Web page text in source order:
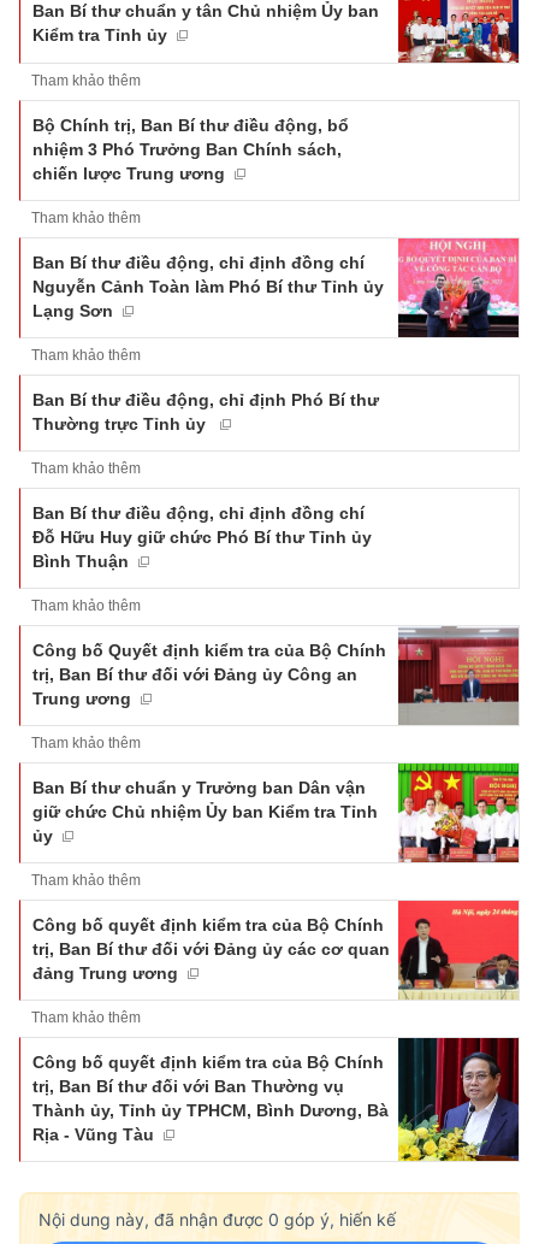
Ban Bí thư chuẩn y tân Chủ nhiệm Ủy ban
Kiểm tra Tỉnh ủy
Tham khảo thêm
Bộ Chính trị, Ban Bí thư điều động, bổ
nhiệm 3 Phó Trưởng Ban Chính sách,
chiến lược Trung ương
Tham khảo thêm
Ban Bí thư điều động, chỉ định đồng chí
Nguyễn Cảnh Toàn làm Phó Bí thư Tỉnh ủy
Lạng Sơn
Tham khảo thêm
Ban Bí thư điều động, chỉ định Phó Bí thư
Thường trực Tỉnh ủy
Tham khảo thêm
Ban Bí thư điều động, chỉ định đồng chí
Đỗ Hữu Huy giữ chức Phó Bí thư Tỉnh ủy
Bình Thuận
Tham khảo thêm
Công bố Quyết định kiểm tra của Bộ Chính
trị, Ban Bí thư đối với Đảng ủy Công an
Trung ương
Tham khảo thêm
Ban Bí thư chuẩn y Trưởng ban Dân vận
giữ chức Chủ nhiệm Ủy ban Kiểm tra Tỉnh
ủy
Tham khảo thêm
Công bố quyết định kiểm tra của Bộ Chính
trị, Ban Bí thư đối với Đảng ủy các cơ quan
đảng Trung ương
Tham khảo thêm
Công bố quyết định kiểm tra của Bộ Chính
trị, Ban Bí thư đối với Ban Thường vụ
Thành ủy, Tỉnh ủy TPHCM, Bình Dương, Bà
Rịa - Vũng Tàu
Nội dung này, đã nhận được 0 góp ý, hiến kế